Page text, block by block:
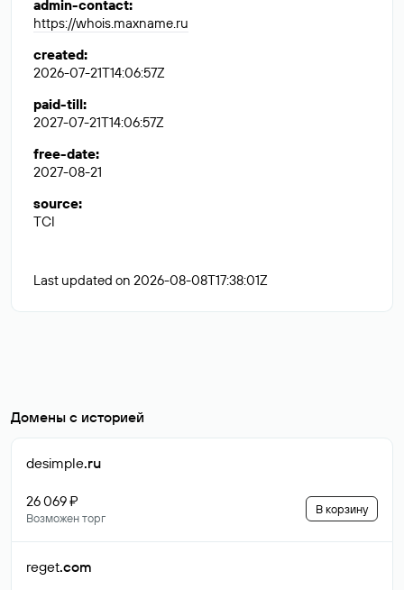
admin-contact:
https://whois.maxname.ru
created:
2026-07-21T14:06:57Z
paid-till:
2027-07-21T14:06:57Z
free-date:
2027-08-21
source:
TCI
Last updated on 2026-08-08T17:38:01Z
Домены с историей
desimple.ru
26 069 ₽
Возможен торг
В корзину
reget.com